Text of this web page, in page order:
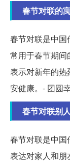
春节对联的
春节对联是中国
常用于春节期间
表示对新年的
安健康。- 团圆
春节对联别
春节对联是中
表达对家人和